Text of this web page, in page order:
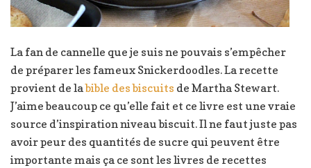
La fan de cannelle que je suis ne pouvais s’empêcher
de préparer les fameux Snickerdoodles. La recette
provient de labible des biscuits de Martha Stewart.
J’aime beaucoup ce qu’elle fait et ce livre est une vraie
source d’inspiration niveau biscuit. Il ne faut juste pas
avoir peur des quantités de sucre qui peuvent être
importante mais ça ce sont les livres de recettes